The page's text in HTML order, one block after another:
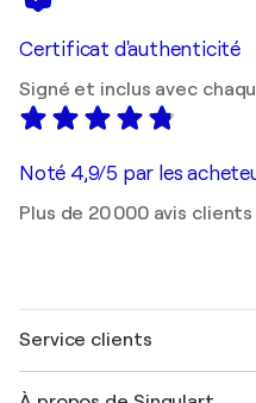
Certificat d'authenticité
Signé et inclus avec
Noté 4,9/5 par les
Plus de 20 000 avis clients
Service clients